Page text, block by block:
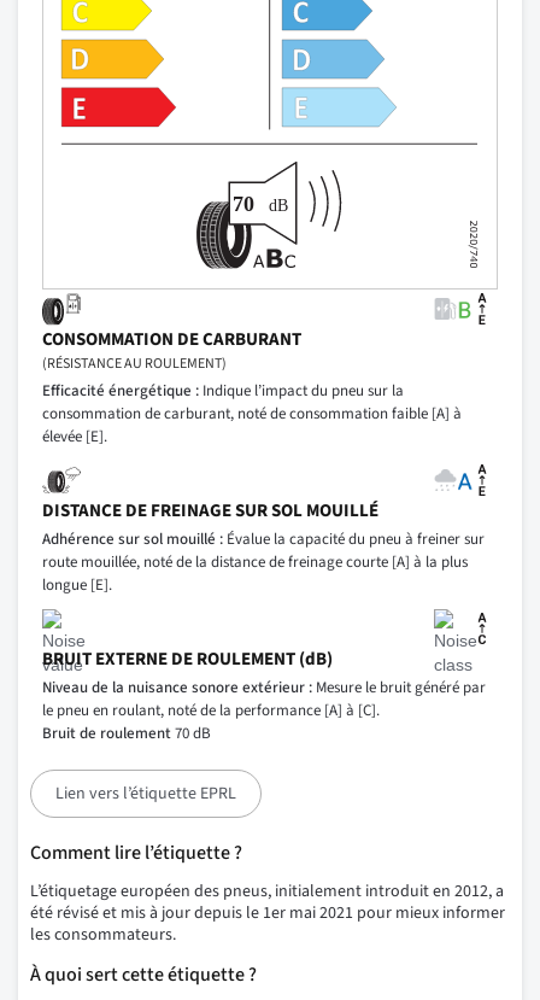
CONSOMMATION DE CARBURANT
(RÉSISTANCE AU ROULEMENT)
Efficacité énergétique : Indique l’impact du pneu sur la
consommation de carburant, noté de consommation faible [A] à
élevée [E].
DISTANCE DE FREINAGE SUR SOL MOUILLÉ
Adhérence sur sol mouillé : Évalue la capacité du pneu à freiner sur
route mouillée, noté de la distance de freinage courte [A] à la plus
longue [E].
BRUIT EXTERNE DE ROULEMENT (dB)
Niveau de la nuisance sonore extérieur : Mesure le bruit généré par
le pneu en roulant, noté de la performance [A] à [C].
Bruit de roulement70 dB
Lien vers l’étiquette EPRL
Comment lire l’étiquette ?
L’étiquetage européen des pneus, initialement introduit en 2012, a
été révisé et mis à jour depuis le 1er mai 2021 pour mieux informer
les consommateurs.
À quoi sert cette étiquette ?